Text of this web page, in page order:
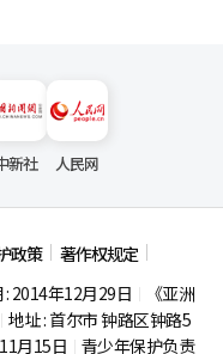
新社 人民网
政策 著作权规定
2014年12月29日
《亚洲
地址 : 首尔市钟路区钟路5
月15日 青少年保护负责